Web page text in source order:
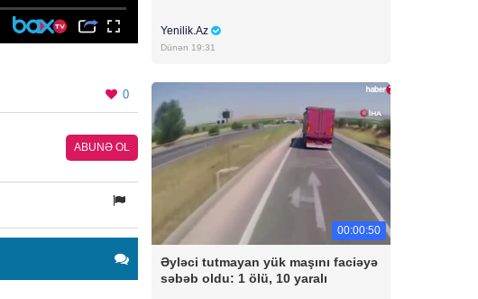
0
ABUNƏ OL
Yenilik.Az
Dünən 19:31
00:00:50
Əyləci tutmayan yük maşını faciəyə
səbəb oldu: 1 ölü, 10 yaralı